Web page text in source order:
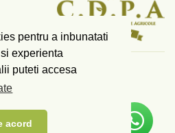
pentru a inbunatati
experienta
puteti accesa
acord
SARA TOM COMPANY SRL.
REZERVATE.
ne pe Whatsapp!